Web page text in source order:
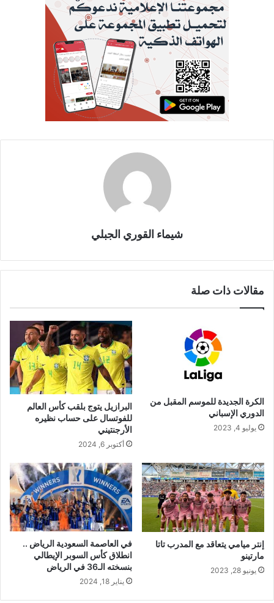
شيماء القوري الجبلي
مقالات ذات صلة
الكرة الجديدة للموسم المقبل من
الدوري الإسباني
يوليو 4, 2023
البرازيل يتوج بلقب كأس العالم
للفوتسال على حساب نظيره
الأرجنتيني
أكتوبر 6, 2024
إنتر ميامي يتعاقد مع المدرب تاتا
مارتينو
يونيو 28, 2023
في العاصمة السعودية الرياض ..
انطلاق كأس السوبر الإيطالي
بنسخته الـ36 في الرياض
يناير 18, 2024